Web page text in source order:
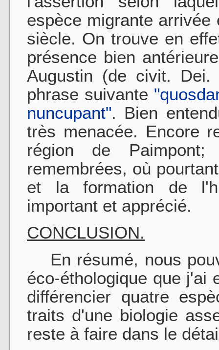
espèce migrante
siècle. On trouve en
présence bien
Augustin (de civit.
phrase suivante
nuncupant". Bien
très menacée. Encore
région de
remembrées, où
et la formation de
important et apprécié.
CONCLUSION.
En résumé, nous
éco-éthologique que j'ai
différencier quatre
traits d'une biologie
reste à faire dans le